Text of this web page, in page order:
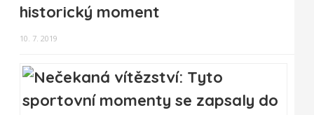
historický moment
10. 7. 2019